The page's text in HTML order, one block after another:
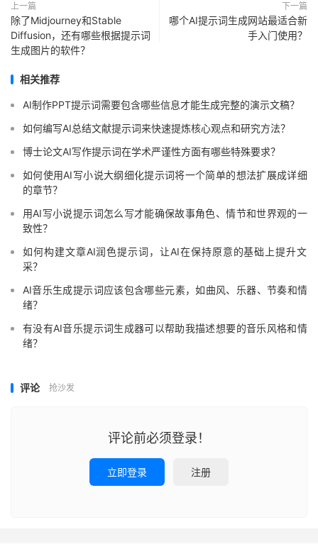
上一篇
除了Midjourney和Stable
Diffusion，还有哪些根据提示词
生成图片的软件？
下一篇
哪个AI提示词生成网站最适合新
手入门使用？
相关推荐
AI制作PPT提示词需要包含哪些信息才能生成完整的演示文稿？
如何编写AI总结文献提示词来快速提炼核心观点和研究方法？
博士论文AI写作提示词在学术严谨性方面有哪些特殊要求？
如何使用AI写小说大纲细化提示词将一个简单的想法扩展成详细
的章节？
用AI写小说提示词怎么写才能确保故事角色、情节和世界观的一
致性？
如何构建文章AI润色提示词，让AI在保持原意的基础上提升文
采？
AI音乐生成提示词应该包含哪些元素，如曲风、乐器、节奏和情
绪？
有没有AI音乐提示词生成器可以帮助我描述想要的音乐风格和情
绪？
评论 抢沙发
评论前必须登录！
立即登录 注册